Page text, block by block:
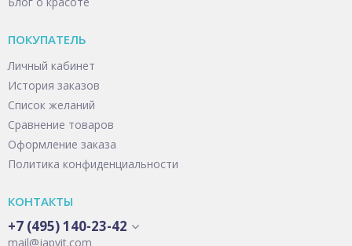
ПОКУПАТЕЛЬ
Личный кабинет
История заказов
Список желаний
Сравнение товаров
Оформление заказа
Политика конфиденциальности
КОНТАКТЫ
+7 (495) 140-23-42
mail@japvit.com